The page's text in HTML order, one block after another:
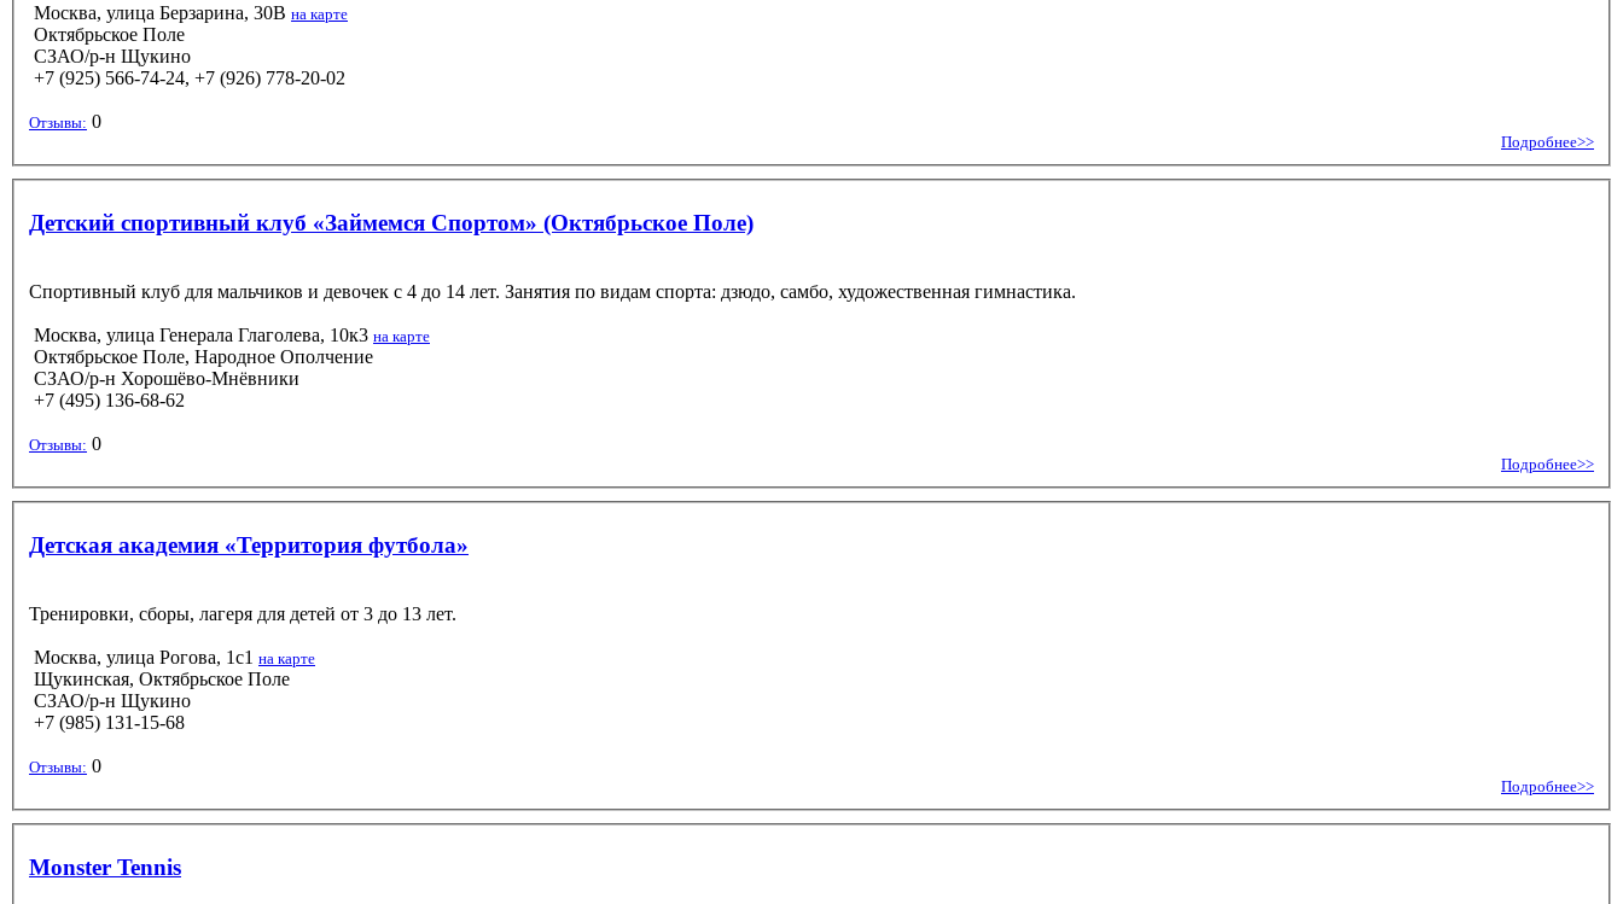
Москва, улица Берзарина, 30В на карте
Октябрьское Поле
СЗАО/р-н Щукино
+7 (925) 566-74-24, +7 (926) 778-20-02
Отзывы: 0
Подробнее>>
Детский спортивный клуб «Займемся Спортом» (Октябрьское Поле)
Спортивный клуб для мальчиков и девочек с 4 до 14 лет. Занятия по видам спорта: дзюдо, самбо, художественная гимнастика.
Москва, улица Генерала Глаголева, 10к3 на карте
Октябрьское Поле, Народное Ополчение
СЗАО/р-н Хорошёво-Мнёвники
+7 (495) 136-68-62
Отзывы: 0
Подробнее>>
Детская академия «Территория футбола»
Тренировки, сборы, лагеря для детей от 3 до 13 лет.
Москва, улица Рогова, 1с1 на карте
Щукинская, Октябрьское Поле
СЗАО/р-н Щукино
+7 (985) 131-15-68
Отзывы: 0
Подробнее>>
Monster Tennis